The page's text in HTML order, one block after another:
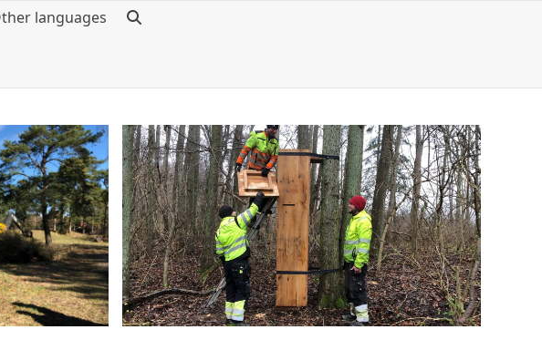
languages